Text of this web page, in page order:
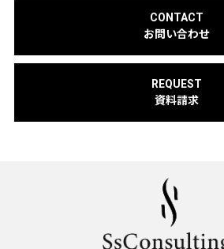
CONTACT
お問い合わせ
REQUEST
資料請求